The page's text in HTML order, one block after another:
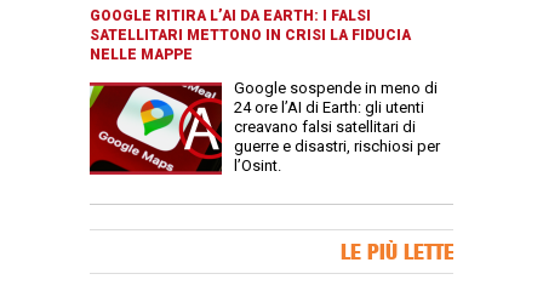
GOOGLE RITIRA L’AI DA EARTH: I FALSI
SATELLITARI METTONO IN CRISI LA FIDUCIA
NELLE MAPPE
Google sospende in meno di
24 ore l’AI di Earth: gli utenti
creavano falsi satellitari di
guerre e disastri, rischiosi per
l’Osint.
LE PIÙ LETTE